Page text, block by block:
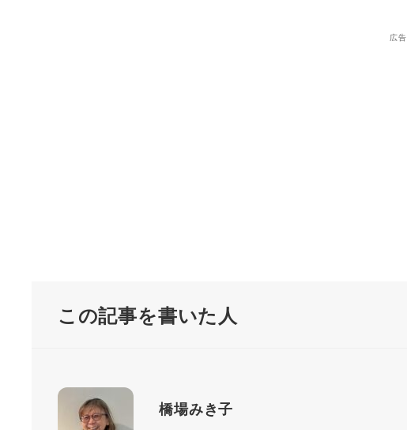
広告
この記事を書いた人
橋場みき子